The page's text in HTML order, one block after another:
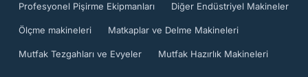
Profesyonel Pişirme Ekipmanları Diğer Endüstriyel Makineler
Ölçme makineleri Matkaplar ve Delme Makineleri
Mutfak Tezgahları ve Evyeler Mutfak Hazırlık Makineleri